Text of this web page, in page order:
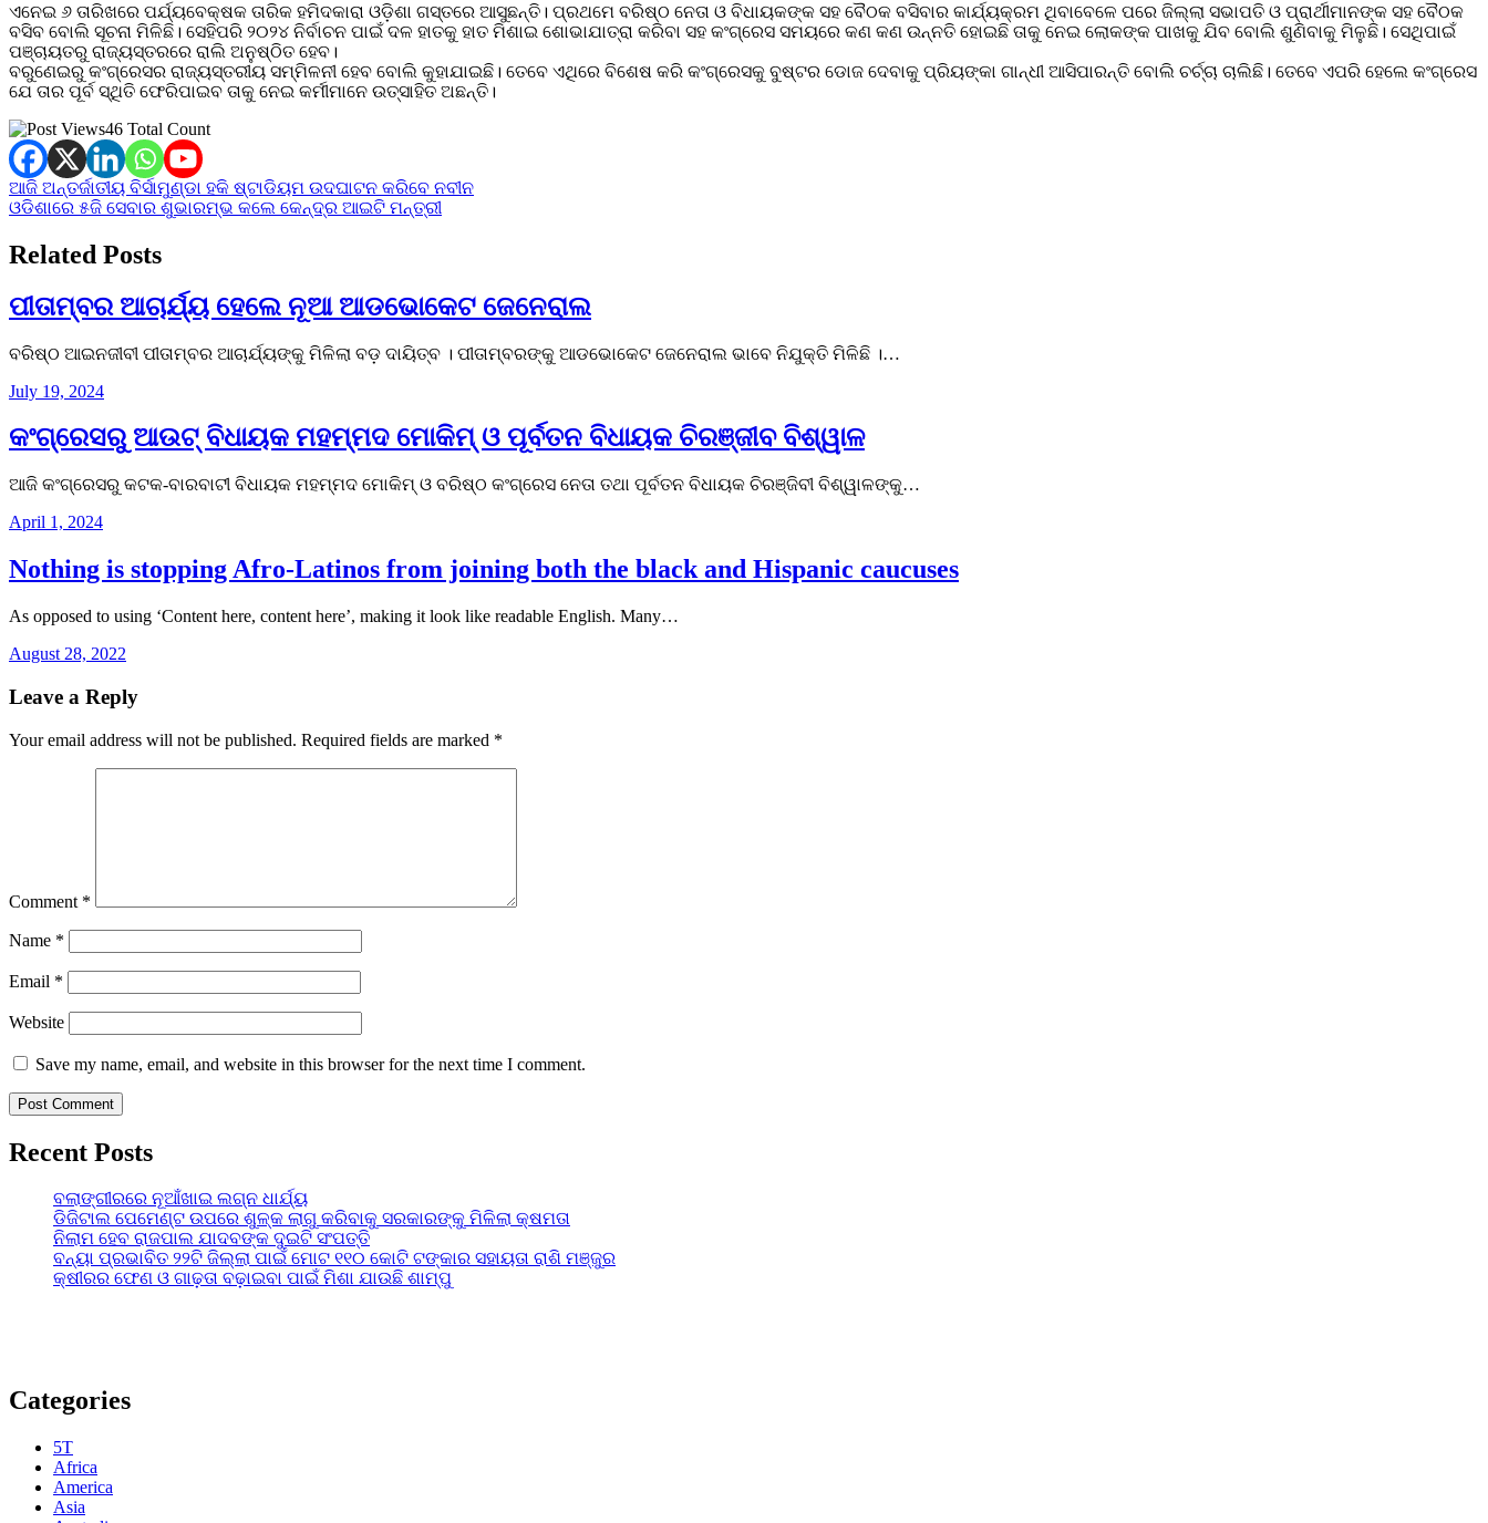
ଏନେଇ ୬ ତାରିଖରେ ପର୍ଯ୍ୟବେକ୍ଷକ ତାରିକ ହମିଦକାରା ଓଡ଼ିଶା ଗସ୍ତରେ ଆସୁଛନ୍ତି। ପ୍ରଥମେ ବରିଷ୍ଠ ନେତା ଓ ବିଧାୟକଙ୍କ ସହ ବୈଠକ ବସିବାର କାର୍ଯ୍ୟକ୍ରମ ଥିବାବେଳେ ପରେ ଜିଲ୍ଲା ସଭାପତି ଓ ପ୍ରାର୍ଥୀମାନଙ୍କ ସହ ବୈଠକ
ବସିବ ବୋଲି ସୂଚନା ମିଳିଛି। ସେହିପରି ୨୦୨୪ ନିର୍ବାଚନ ପାଇଁ ଦଳ ହାତକୁ ହାତ ମିଶାଇ ଶୋଭାଯାତ୍ରା କରିବା ସହ କଂଗ୍ରେସ ସମୟରେ କଣ କଣ ଉନ୍ନତି ହୋଇଛି ତାକୁ ନେଇ ଲୋକଙ୍କ ପାଖକୁ ଯିବ ବୋଲି ଶୁଣିବାକୁ ମିଳୁଛି। ସେଥିପାଇଁ
ପଞ୍ଚାୟତରୁ ରାଜ୍ୟସ୍ତରରେ ରାଲି ଅନୁଷ୍ଠିତ ହେବ।
ବରୁଣେଇରୁ କଂଗ୍ରେସର ରାଜ୍ୟସ୍ତରୀୟ ସମ୍ମିଳନୀ ହେବ ବୋଲି କୁହାଯାଇଛି। ତେବେ ଏଥିରେ ବିଶେଷ କରି କଂଗ୍ରେସକୁ ବୁଷ୍ଟର ଡୋଜ ଦେବାକୁ ପ୍ରିୟଙ୍କା ଗାନ୍ଧୀ ଆସିପାରନ୍ତି ବୋଲି ଚର୍ଚ୍ଚା ଚାଲିଛି। ତେବେ ଏପରି ହେଲେ କଂଗ୍ରେସ
ଯେ ତାର ପୂର୍ବ ସ୍ଥିତି ଫେରିପାଇବ ତାକୁ ନେଇ କର୍ମୀମାନେ ଉତ୍ସାହିତ ଅଛନ୍ତି।
46 Total Count
Post
navigation
ଆଜି ଅନ୍ତର୍ଜାତୀୟ ବିର୍ସାମୁଣ୍ଡା ହକି ଷ୍ଟାଡିୟମ ଉଦଘାଟନ କରିବେ ନବୀନ
ଓଡିଶାରେ ୫ଜି ସେବାର ଶୁଭାରମ୍ଭ କଲେ କେନ୍ଦ୍ର ଆଇଟି ମନ୍ତ୍ରୀ
Related Posts
ପୀତାମ୍ବର ଆଚାର୍ଯ୍ୟ ହେଲେ ନୂଆ ଆଡଭୋକେଟ ଜେନେରାଲ
ବରିଷ୍ଠ ଆଇନଜୀବୀ ପୀତାମ୍ବର ଆଚାର୍ଯ୍ୟଙ୍କୁ ମିଳିଲା ବଡ଼ ଦାୟିତ୍ବ । ପୀତାମ୍ବରଙ୍କୁ ଆଡଭୋକେଟ ଜେନେରାଲ ଭାବେ ନିଯୁକ୍ତି ମିଳିଛି ।…
July 19, 2024
କଂଗ୍ରେସରୁ ଆଉଟ୍ ବିଧାୟକ ମହମ୍ମଦ ମୋକିମ୍ ଓ ପୂର୍ବତନ ବିଧାୟକ ଚିରଞ୍ଜୀବ ବିଶ୍ୱାଳ
ଆଜି କଂଗ୍ରେସରୁ କଟକ-ବାରବାଟୀ ବିଧାୟକ ମହମ୍ମଦ ମୋକିମ୍ ଓ ବରିଷ୍ଠ କଂଗ୍ରେସ ନେତା ତଥା ପୂର୍ବତନ ବିଧାୟକ ଚିରଞ୍ଜିବୀ ବିଶ୍ୱାଳଙ୍କୁ…
April 1, 2024
Nothing is stopping Afro-Latinos from joining both the black and Hispanic caucuses
As opposed to using ‘Content here, content here’, making it look like readable English. Many…
August 28, 2022
Leave a Reply
Your email address will not be published. Required fields are marked *
Comment *
Name *
Email *
Website
Save my name, email, and website in this browser for the next time I comment.
Recent Posts
ବଲାଙ୍ଗୀରରେ ନୂଆଁଖାଇ ଲଗ୍ନ ଧାର୍ଯ୍ୟ
ଡିଜିଟାଲ ପେମେଣ୍ଟ ଉପରେ ଶୁଳ୍କ ଲାଗୁ କରିବାକୁ ସରକାରଙ୍କୁ ମିଳିଲା କ୍ଷମତା
ନିଲାମ ହେବ ରାଜପାଲ ଯାଦବଙ୍କ ଦୁଇଟି ସଂପତ୍ତି
ବନ୍ୟା ପ୍ରଭାବିତ ୨୨ଟି ଜିଲ୍ଲା ପାଇଁ ମୋଟ ୧୧୦ କୋଟି ଟଙ୍କାର ସହାୟତା ରାଶି ମଞ୍ଜୁର
କ୍ଷୀରର ଫେଣ ଓ ଗାଢ଼ତା ବଢ଼ାଇବା ପାଇଁ ମିଶା ଯାଉଛି ଶାମ୍ପୁ
Categories
5T
Africa
America
Asia